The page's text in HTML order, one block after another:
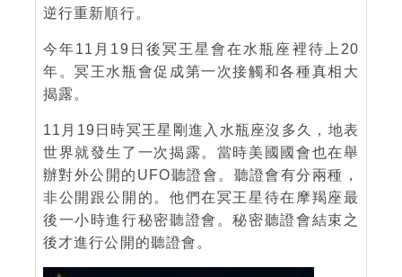
逆行重新順行。
今年11月19日後冥王星會在水瓶座裡待上20
年。冥王水瓶會促成第一次接觸和各種真相大
揭露。
11月19日時冥王星剛進入水瓶座沒多久，地表
世界就發生了一次揭露。當時美國國會也在舉
辦對外公開的UFO聽證會。聽證會有分兩種，
非公開跟公開的。他們在冥王星待在摩羯座最
後一小時進行秘密聽證會。秘密聽證會結束之
後才進行公開的聽證會。